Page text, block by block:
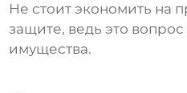
Не стоит экономить на
защите, ведь это
имущества.